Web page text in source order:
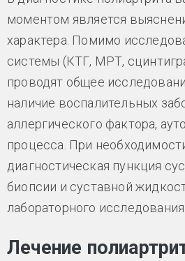
моментом является
характера. Помимо
системы (КТГ, МРТ,
проводят общее
наличие воспалительных
аллергического фактора,
процесса. При
диагностическая пункция
биопсии и суставной
лабораторного исследования.
Лечение